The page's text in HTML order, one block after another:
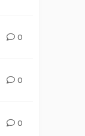
0
0
0